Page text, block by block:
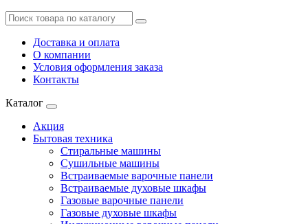
Доставка и оплата
О компании
Условия оформления заказа
Контакты
Каталог
Акция
Бытовая техника
Стиральные машины
Сушильные машины
Встраиваемые варочные панели
Встраиваемые духовые шкафы
Газовые варочные панели
Газовые духовые шкафы